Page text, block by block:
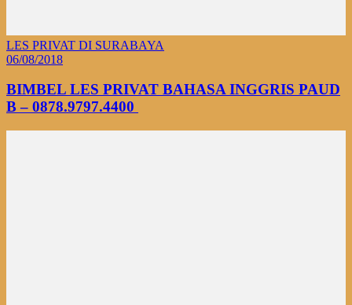
LES PRIVAT DI SURABAYA
06/08/2018
BIMBEL LES PRIVAT BAHASA INGGRIS PAUD
B – 0878.9797.4400